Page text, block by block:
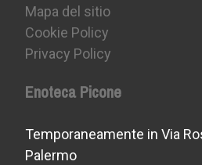
Mapa del sitio
Cookie Policy
Privacy Policy
Enoteca Picone
Temporaneamente in Via
Palermo